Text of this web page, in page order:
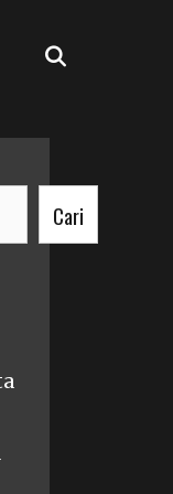
Cari